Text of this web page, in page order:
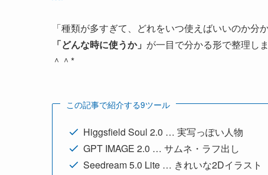
「種類が多すぎて、どれをいつ使えばいいのか分
「どんな時に使うか」 が一目で分かる形で整理し
＾＾*
この記事で紹介する9ツール
Higgsfield Soul 2.0 … 実写っぽい人物
GPT IMAGE 2.0 … サムネ・ラフ出し
Seedream 5.0 Lite … きれいな2Dイラスト